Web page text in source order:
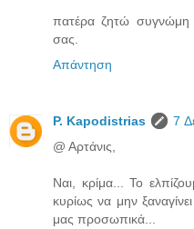
πατέρα ζητώ συγνώμη
σας.
Απάντηση
P. Kapodistrias
7
@ Αρτάνις,
Ναι, κρίμα... Το
κυρίως να μην
μας προσωπικά...